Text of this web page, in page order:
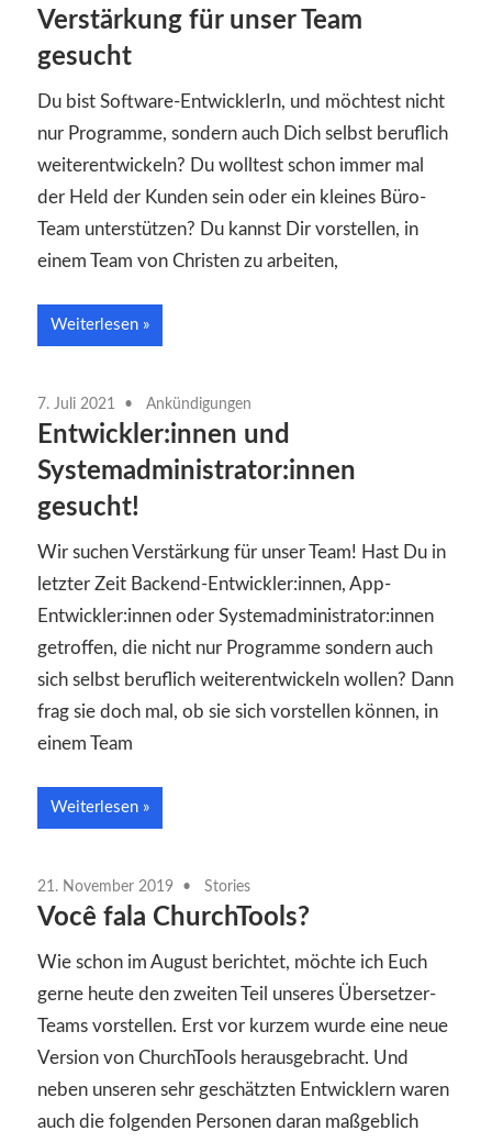
Verstärkung für unser Team
gesucht
Du bist Software-EntwicklerIn, und möchtest nicht
nur Programme, sondern auch Dich selbst beruflich
weiterentwickeln? Du wolltest schon immer mal
der Held der Kunden sein oder ein kleines Büro-
Team unterstützen? Du kannst Dir vorstellen, in
einem Team von Christen zu arbeiten,
Weiterlesen
7. Juli 2021 Ankündigungen
Entwickler:innen und
Systemadministrator:innen
gesucht!
Wir suchen Verstärkung für unser Team! Hast Du in
letzter Zeit Backend-Entwickler:innen, App-
Entwickler:innen oder Systemadministrator:innen
getroffen, die nicht nur Programme sondern auch
sich selbst beruflich weiterentwickeln wollen? Dann
frag sie doch mal, ob sie sich vorstellen können, in
einem Team
Weiterlesen
21. November 2019 Stories
Você fala ChurchTools?
Wie schon im August berichtet, möchte ich Euch
gerne heute den zweiten Teil unseres Übersetzer-
Teams vorstellen. Erst vor kurzem wurde eine neue
Version von ChurchTools herausgebracht. Und
neben unseren sehr geschätzten Entwicklern waren
auch die folgenden Personen daran maßgeblich